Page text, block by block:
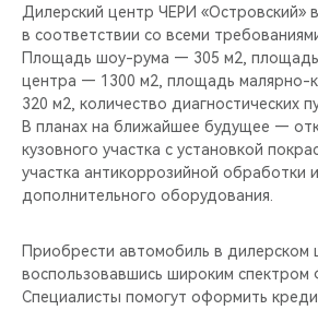
Дилерский центр ЧЕРИ «Островский»
в соответствии со всеми
Площадь шоу-рума — 305 м2, площадь
центра — 1300 м2, площадь малярно-
320 м2, количество диагностических
В планах на ближайшее будущее —
кузовного участка с установкой
участка антикоррозийной обработки
дополнительного оборудования.
Приобрести автомобиль в дилерском
воспользовавшись широким спектром
Специалисты помогут оформить